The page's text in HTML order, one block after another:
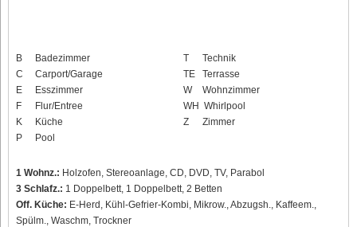
B
Badezimmer
C
Carport/Garage
E
Esszimmer
F
Flur/Entree
K
Küche
P
Pool
T
Technik
TE
Terrasse
W
Wohnzimmer
WH Whirlpool
Z
Zimmer
1 Wohnz.: Holzofen, Stereoanlage, CD, DVD, TV, Parabol
3 Schlafz.: 1 Doppelbett, 1 Doppelbett, 2 Betten
Off. Küche: E-Herd, Kühl-Gefrier-Kombi, Mikrow., Abzugsh., Kaffeem.,
Spülm., Waschm, Trockner